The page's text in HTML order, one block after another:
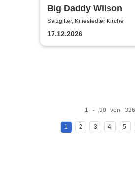
Big Daddy Wilson
Salzgitter, Kniestedter Kirche
17.12.2026
1 - 30 von 326
1 2 3 4 5